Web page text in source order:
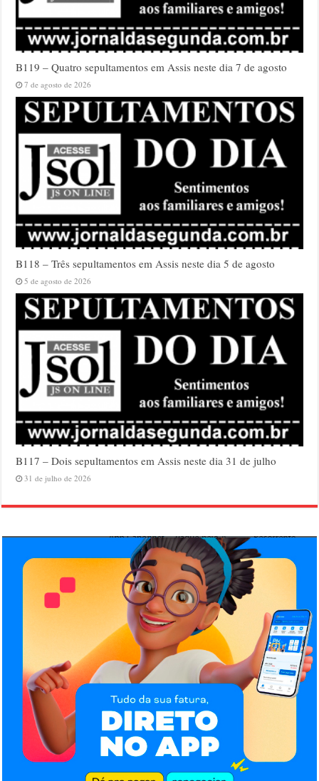
B119 – Quatro sepultamentos em Assis neste dia 7 de agosto
7 de agosto de 2026
B118 – Três sepultamentos em Assis neste dia 5 de agosto
5 de agosto de 2026
B117 – Dois sepultamentos em Assis neste dia 31 de julho
31 de julho de 2026